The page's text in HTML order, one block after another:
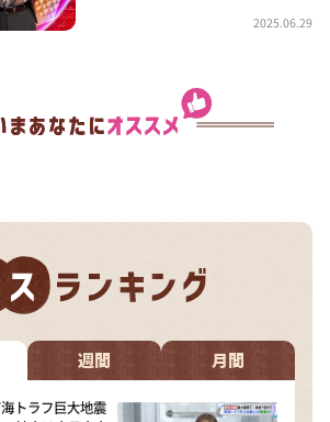
2025.06.29
週間 月間
トラフ巨大地震